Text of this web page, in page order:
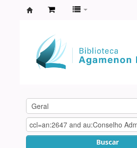
Agamenon
Magalhães
Buscar